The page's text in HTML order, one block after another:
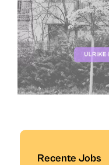
Recente Jobs